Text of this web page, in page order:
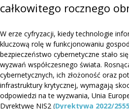
całkowitego rocznego
W erze cyfryzacji, kiedy technologie
kluczową rolę w funkcjonowaniu
bezpieczeństwo cybernetyczne stało
wyzwań współczesnego świata.
cybernetycznych, ich złożoność oraz
infrastruktury krytycznej, wymagają
odpowiedzi na te wyzwania, Unia
Dyrektywę NIS2 (Dyrektywa 2022/